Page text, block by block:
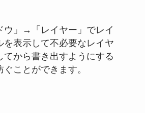
ウ」→「レイヤー」でレイ
を表示して不必要なレイヤ
てから書き出すようにする
ぐことができます。